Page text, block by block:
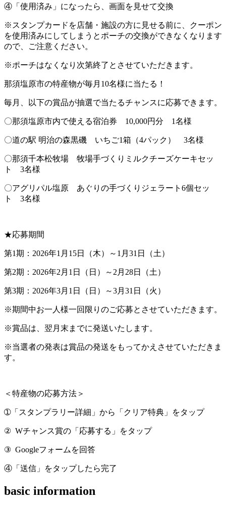
④「使用済み」になったら、画面を見せて交換
※スタンプカードを店舗・施設の方に見せる前に、クーポン
を使用済みにしてしまうとポーチの交換ができなくなります
ので、ご注意ください。
※ポーチはなくなり次第終了とさせていただきます。
那須塩原市の特産物が毎月10名様に当たる！
毎月、以下の賞品が抽選で当たるチャンスに応募できます。
〇那須塩原市内で使える宿泊券 10,000円分 1名様
〇道の駅 明治の森黒磯 いちご1箱（4パック） 3名様
〇那須千本松牧場 牧場手づくりミルクチーズケーキセッ
ト 3名様
〇アグリパル塩原 あぐりの手づくりジェラート6個セッ
ト 3名様
★応募期間
第1期：2026年1月15日（木）～1月31日（土）
第2期：2026年2月1日（日）～2月28日（土）
第3期：2026年3月1日（日）～3月31日（火）
※期間中お一人様一回限りのご応募とさせていただきます。
※賞品は、翌月末までに発送いたします。
※当選者の発表は賞品の発送をもってかえさせていただきま
す。
＜特産物の応募方法＞
➀「スタンプラリー詳細」から「クリア特典」をタップ
② Wチャンス賞の「応募する」をタップ
③ Googleフォームを回答
④「送信」をタップしたら完了
basic information